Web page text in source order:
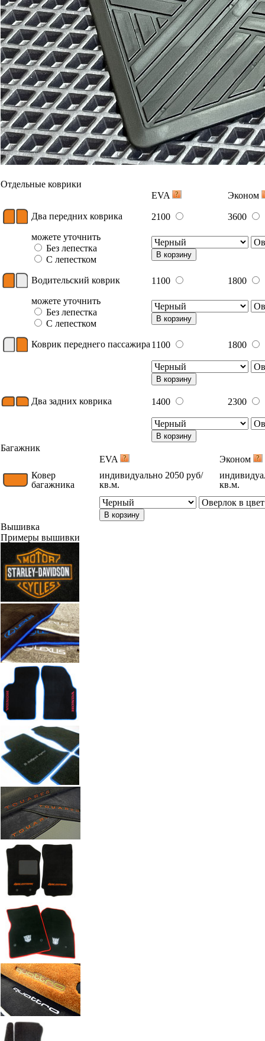
Отдельные коврики
EVA
Эконом
Два передних коврика 2100
3600
можете уточнить
Без лепестка
С лепестком
В корзину
Водительский коврик 1100
1800
можете уточнить
Без лепестка
С лепестком
В корзину
Коврик переднего пассажира 1100 1800
В корзину
Два задних коврика 1400 2300
В корзину
Багажник
EVA
Эконом
Ковер
багажника
индивидуально 2050 руб/
кв.м.
кв.м.
В корзину
Вышивка
Примеры вышивки